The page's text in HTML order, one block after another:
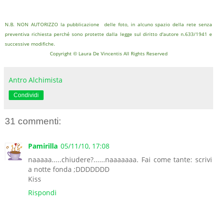
N.B. NON AUTORIZZO la pubblicazione delle foto, in alcuno spazio della rete senza
preventiva richiesta perché sono protette dalla legge sul diritto d'autore n.633/1941 e
successive modifiche.
Copyright © Laura De Vincentis All Rights Reserved
Antro Alchimista
Condividi
31 commenti:
Pamirilla 05/11/10, 17:08
naaaaa.....chiudere?......naaaaaaa. Fai come tante: scrivi
a notte fonda ;DDDDDDD
Kiss
Rispondi